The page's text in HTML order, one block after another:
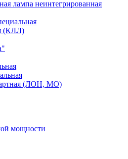
лампа неинтегрированная
(КЛЛ)
(ЛОН, МО)
мощности